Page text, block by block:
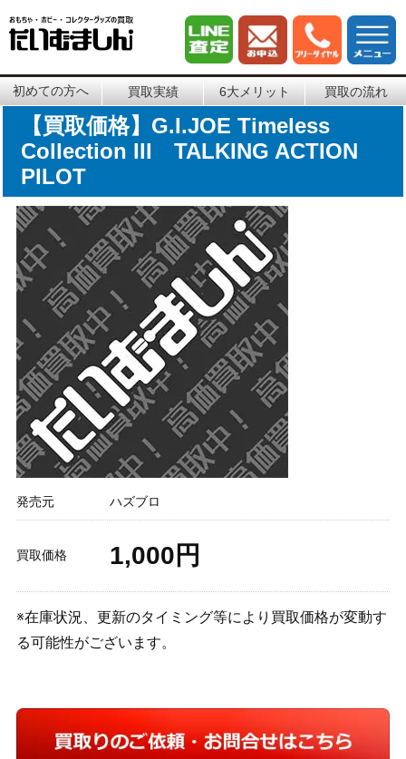
初めての方へ 買取実績 6大メリット 買取の流れ
【買取価格】G.I.JOE Timeless
Collection III TALKING ACTION
PILOT
発売元 ハズブロ
買取価格 1,000円
※在庫状況、更新のタイミング等により買取価格が変動す
る可能性がございます。